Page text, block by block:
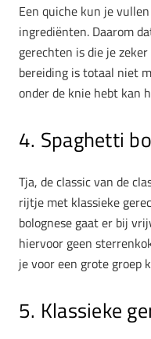
Een quiche kun je
ingrediënten. Daarom
gerechten is die je
bereiding is totaal niet
onder de knie hebt kan
4. Spaghetti
Tja, de classic van de
rijtje met klassieke
bolognese gaat er bij
hiervoor geen
je voor een grote groep
5. Klassieke